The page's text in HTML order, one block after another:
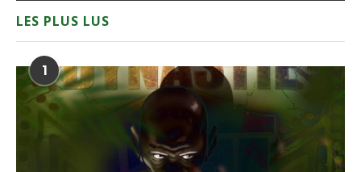
LES PLUS LUS
1